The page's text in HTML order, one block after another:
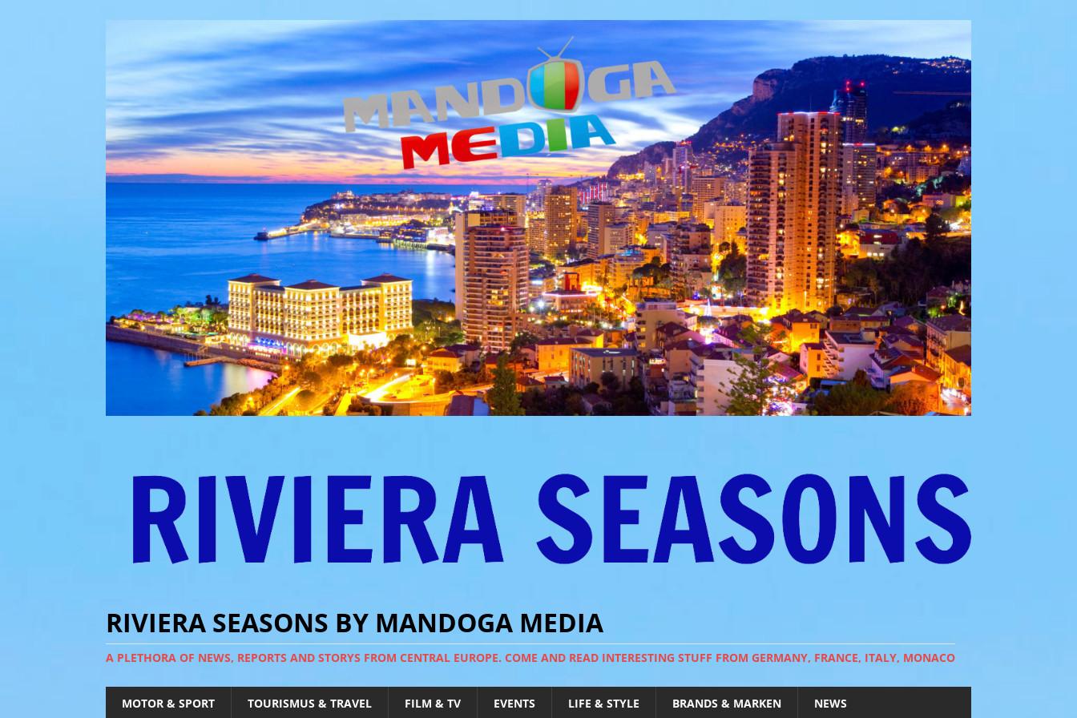
RIVIERA SEASONS BY MANDOGA MEDIA
A PLETHORA OF NEWS, REPORTS AND STORYS FROM CENTRAL EUROPE. COME AND READ INTERESTING STUFF FROM GERMANY, FRANCE, ITALY, MONACO
MOTOR & SPORT TOURISMUS & TRAVEL FILM & TV EVENTS LIFE & STYLE BRANDS & MARKEN NEWS